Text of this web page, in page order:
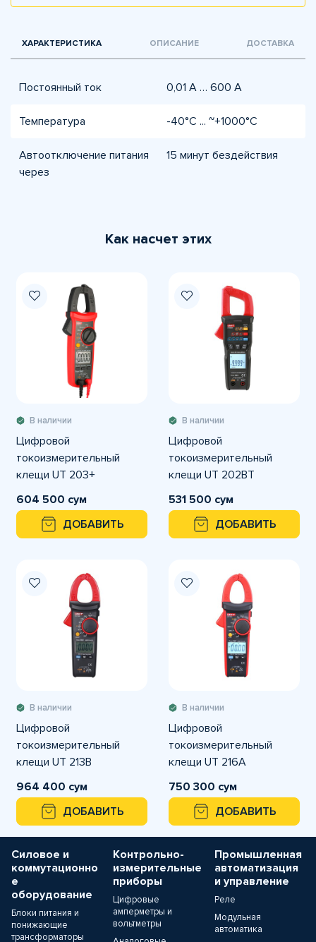
ХАРАКТЕРИСТИКА ОПИСАНИЕ ДОСТАВКА
Постоянный ток 0,01 А … 600 А
Температура -40°С ... ~+1000°С
Автоотключение питания
через
15 минут бездействия
Как насчет этих
В наличии
Цифровой
токоизмерительный
клещи UT 203+
604 500 сум
ДОБАВИТЬ
В наличии
Цифровой
токоизмерительный
клещи UT 202BT
531 500 сум
ДОБАВИТЬ
В наличии
Цифровой
токоизмерительный
клещи UT 213B
964 400 сум
ДОБАВИТЬ
В наличии
Цифровой
токоизмерительный
клещи UT 216A
750 300 сум
ДОБАВИТЬ
Силовое и
коммутационно
е
оборудование
Блоки питания и
понижающие
трансформаторы
Контрольно-
измерительные
приборы
Цифровые
амперметры и
вольтметры
Промышленная
автоматизация
и управление
Реле
Модульная
автоматика